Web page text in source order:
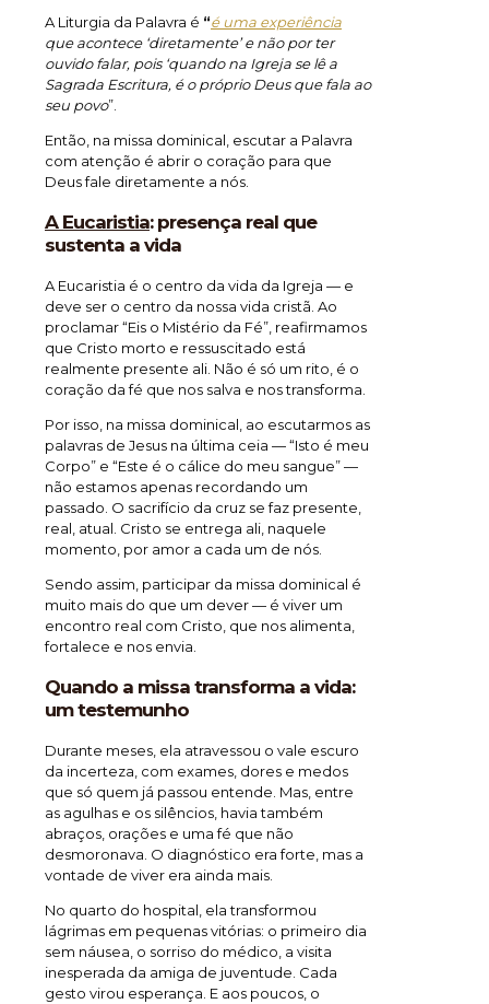
A Liturgia da Palavra é “é uma experiência
que acontece ‘diretamente’ e não por ter
ouvido falar, pois ‘quando na Igreja se lê a
Sagrada Escritura, é o próprio Deus que fala ao
seu povo”.
Então, na missa dominical, escutar a Palavra
com atenção é abrir o coração para que
Deus fale diretamente a nós.
A Eucaristia: presença real que
sustenta a vida
A Eucaristia é o centro da vida da Igreja — e
deve ser o centro da nossa vida cristã. Ao
proclamar “Eis o Mistério da Fé”, reafirmamos
que Cristo morto e ressuscitado está
realmente presente ali. Não é só um rito, é o
coração da fé que nos salva e nos transforma.
Por isso, na missa dominical, ao escutarmos as
palavras de Jesus na última ceia — “Isto é meu
Corpo” e “Este é o cálice do meu sangue” —
não estamos apenas recordando um
passado. O sacrifício da cruz se faz presente,
real, atual. Cristo se entrega ali, naquele
momento, por amor a cada um de nós.
Sendo assim, participar da missa dominical é
muito mais do que um dever — é viver um
encontro real com Cristo, que nos alimenta,
fortalece e nos envia.
Quando a missa transforma a vida:
um testemunho
Durante meses, ela atravessou o vale escuro
da incerteza, com exames, dores e medos
que só quem já passou entende. Mas, entre
as agulhas e os silêncios, havia também
abraços, orações e uma fé que não
desmoronava. O diagnóstico era forte, mas a
vontade de viver era ainda mais.
No quarto do hospital, ela transformou
lágrimas em pequenas vitórias: o primeiro dia
sem náusea, o sorriso do médico, a visita
inesperada da amiga de juventude. Cada
gesto virou esperança. E aos poucos, o